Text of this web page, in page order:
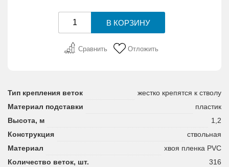
Сравнить Отложить
Тип крепления веток
жестко крепятся к стволу
Материал подставки
пластик
Высота, м
1,2
Конструкция
ствольная
Материал
хвоя пленка PVC
Количество веток, шт.
316
СЕРТИФИКАТЫ